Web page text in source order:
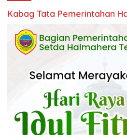
Kabag Tata Pemerintahan